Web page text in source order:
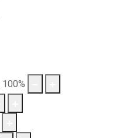
100%